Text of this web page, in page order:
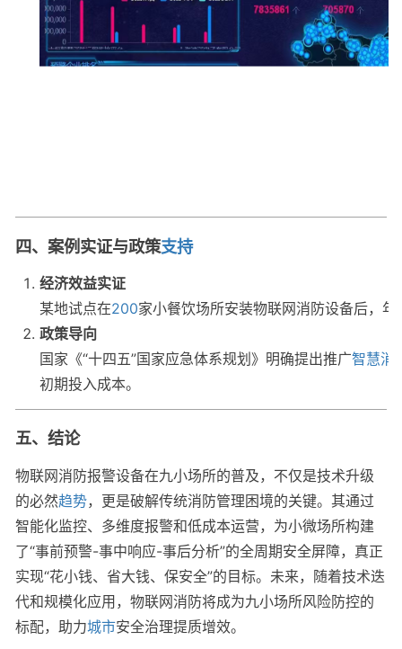
四、案例实证与政策支持
经济效益实证
某地试点在200家小餐饮场所安装物联网消防设备后，
政策导向
国家《“十四五”国家应急体系规划》明确提出推广智慧消
初期投入成本。
五、结论
物联网消防报警设备在九小场所的普及，不仅是技术升级
的必然趋势，更是破解传统消防管理困境的关键。其通过
智能化监控、多维度报警和低成本运营，为小微场所构建
了“事前预警-事中响应-事后分析”的全周期安全屏障，真正
实现“花小钱、省大钱、保安全”的目标。未来，随着技术迭
代和规模化应用，物联网消防将成为九小场所风险防控的
标配，助力城市安全治理提质增效。